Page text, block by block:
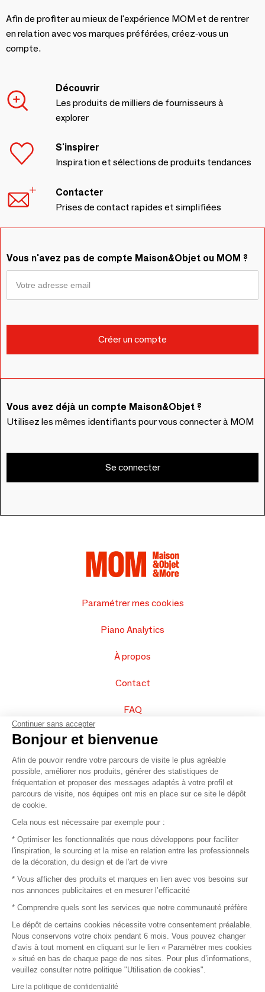
Afin de profiter au mieux de l'expérience MOM et de rentrer
en relation avec vos marques préférées, créez-vous un
compte.
Découvrir
Les produits de milliers de fournisseurs à
explorer
S'inspirer
Inspiration et sélections de produits tendances
Contacter
Prises de contact rapides et simplifiées
Vous n'avez pas de compte Maison&Objet ou MOM ?
Vous avez déjà un compte Maison&Objet ?
Utilisez les mêmes identifiants pour vous connecter à MOM
Se connecter
Paramétrer mes cookies
Piano Analytics
À propos
Contact
FAQ
Vendez vos produits
Plan du site
© 2016 –Organisation SAFI
Recrutement
Mentions légales
Conditions commerciales
Continuer sans accepter
Bonjour et bienvenue
Afin de pouvoir rendre votre parcours de visite le plus agréable
possible, améliorer nos produits, générer des statistiques de
fréquentation et proposer des messages adaptés à votre profil et
parcours de visite, nos équipes ont mis en place sur ce site le dépôt
de cookie.
Cela nous est nécessaire par exemple pour :
* Optimiser les fonctionnalités que nous développons pour faciliter
l'inspiration, le sourcing et la mise en relation entre les professionnels
de la décoration, du design et de l'art de vivre
* Vous afficher des produits et marques en lien avec vos besoins sur
nos annonces publicitaires et en mesurer l’efficacité
* Comprendre quels sont les services que notre communauté préfère
Le dépôt de certains cookies nécessite votre consentement préalable.
Nous conservons votre choix pendant 6 mois. Vous pouvez changer
d’avis à tout moment en cliquant sur le lien « Paramétrer mes cookies
» situé en bas de chaque page de nos sites. Pour plus d’informations,
veuillez consulter notre politique "Utilisation de cookies".
Lire la politique de confidentialité